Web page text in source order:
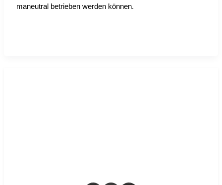
ma­neu­tral betrie­ben wer­den kön­nen.